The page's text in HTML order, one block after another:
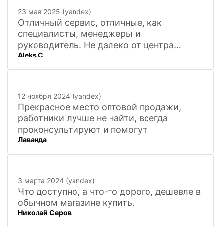
23 мая 2025 (yandex)
Отличный сервис, отличные, как
специалисты, менеджеры и
руководитель. Не далеко от центра
города, 20 минут
Aleks C.
12 ноября 2024 (yandex)
Прекрасное место оптовой продажи,
работники лучше не найти, всегда
проконсультируют и помогут
Лаванда
3 марта 2024 (yandex)
Что доступно, а что-то дорого, дешевле в
обычном магазине купить.
Николай Серов